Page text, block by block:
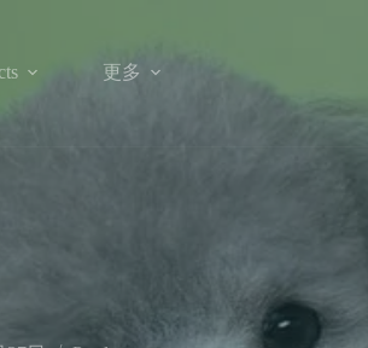
更多